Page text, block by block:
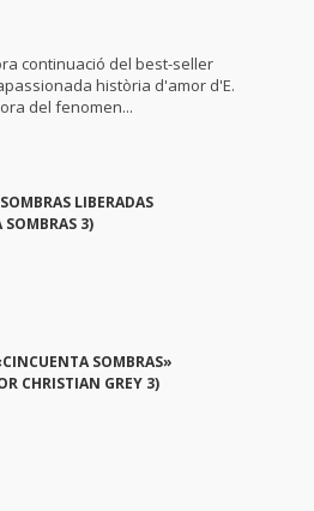
continuació del best-seller
història d'amor d'E.
del fenomen...
LIBERADAS
3)
SOMBRAS»
CHRISTIAN GREY 3)